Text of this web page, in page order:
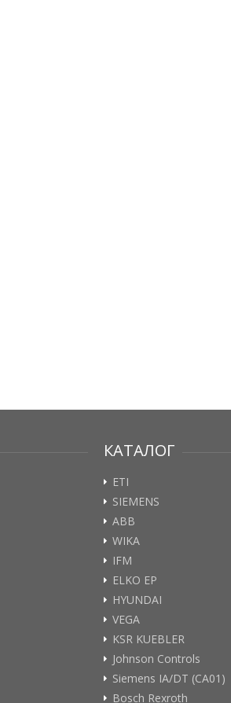
КАТАЛОГ
ETI
SIEMENS
ABB
WIKA
IFM
ELKO EP
HYUNDAI
VEGA
KSR KUEBLER
Johnson Controls
Siemens IA/DT (CA01)
Bosch Rexroth